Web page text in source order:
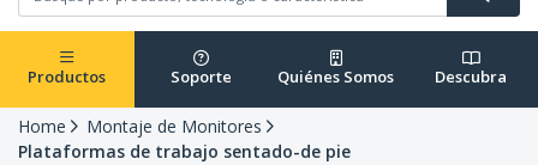
Productos Soporte Quiénes Somos Descubra
Home
Montaje de Monitores
Plataformas de trabajo sentado-de pie